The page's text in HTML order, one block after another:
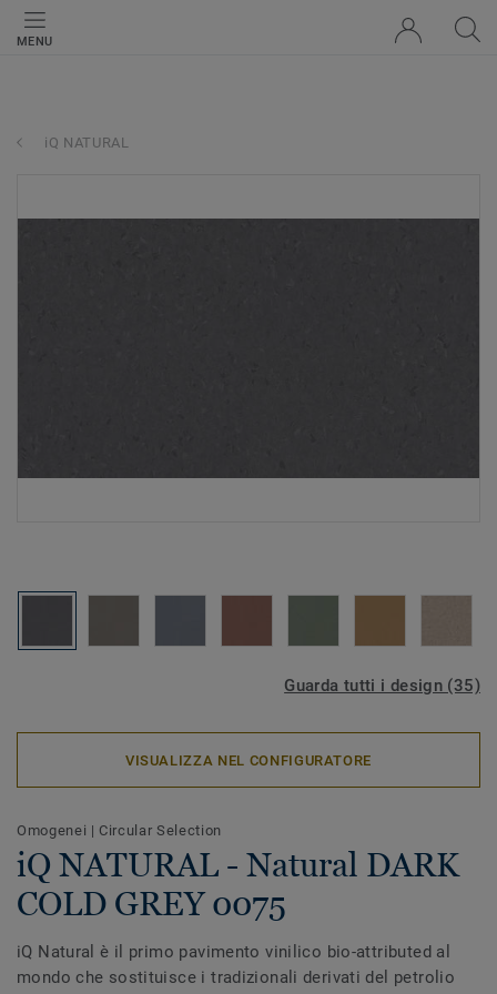
MENU
iQ NATURAL
Guarda tutti i design (35)
VISUALIZZA NEL CONFIGURATORE
Omogenei | Circular Selection
iQ NATURAL - Natural DARK
COLD GREY 0075
iQ Natural è il primo pavimento vinilico bio-attributed al
mondo che sostituisce i tradizionali derivati del petrolio